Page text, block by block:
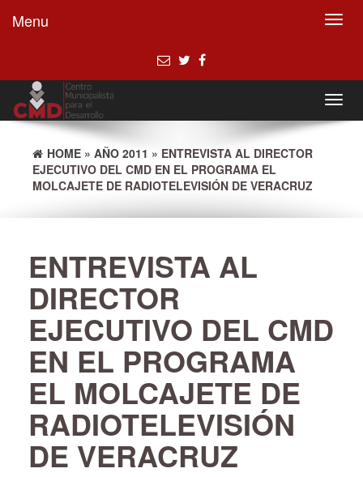
Menu
HOME » AÑO 2011 » ENTREVISTA AL DIRECTOR
EJECUTIVO DEL CMD EN EL PROGRAMA EL
MOLCAJETE DE RADIOTELEVISIÓN DE VERACRUZ
ENTREVISTA AL
DIRECTOR
EJECUTIVO DEL CMD
EN EL PROGRAMA
EL MOLCAJETE DE
RADIOTELEVISIÓN
DE VERACRUZ